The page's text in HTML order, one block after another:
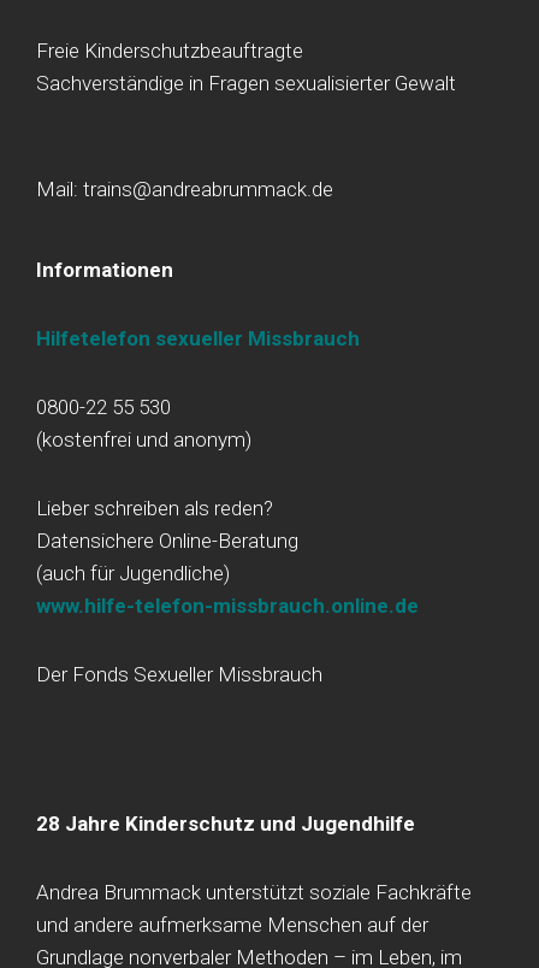
Freie Kinderschutzbeauftragte
Sachverständige in Fragen sexualisierter Gewalt
Mail: trains@andreabrummack.de
Informationen
Hilfetelefon sexueller Missbrauch
0800-22 55 530
(kostenfrei und anonym)
Lieber schreiben als reden?
Datensichere Online-Beratung
(auch für Jugendliche)
www.hilfe-telefon-missbrauch.online.de
Der Fonds Sexueller Missbrauch
28 Jahre Kinderschutz und Jugendhilfe
Andrea Brummack unterstützt soziale Fachkräfte
und andere aufmerksame Menschen auf der
Grundlage nonverbaler Methoden – im Leben, im